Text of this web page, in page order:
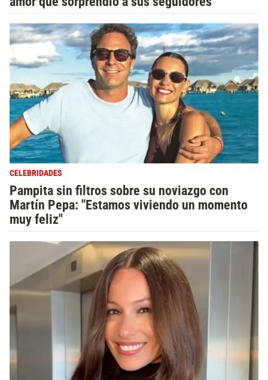
CELEBRIDADES
Pampita sin filtros sobre su noviazgo con
Martín Pepa: "Estamos viviendo un momento
muy feliz"